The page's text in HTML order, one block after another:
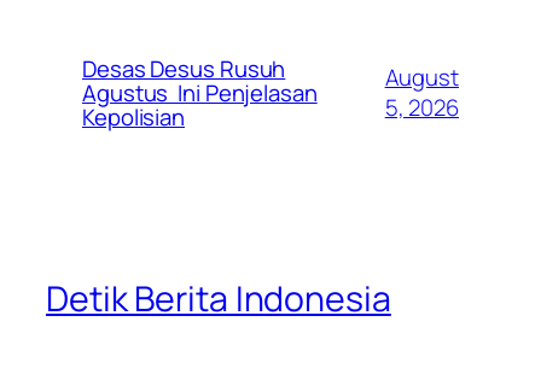
Desas Desus Rusuh
Agustus Ini Penjelasan
Kepolisian
August
5, 2026
Detik Berita Indonesia